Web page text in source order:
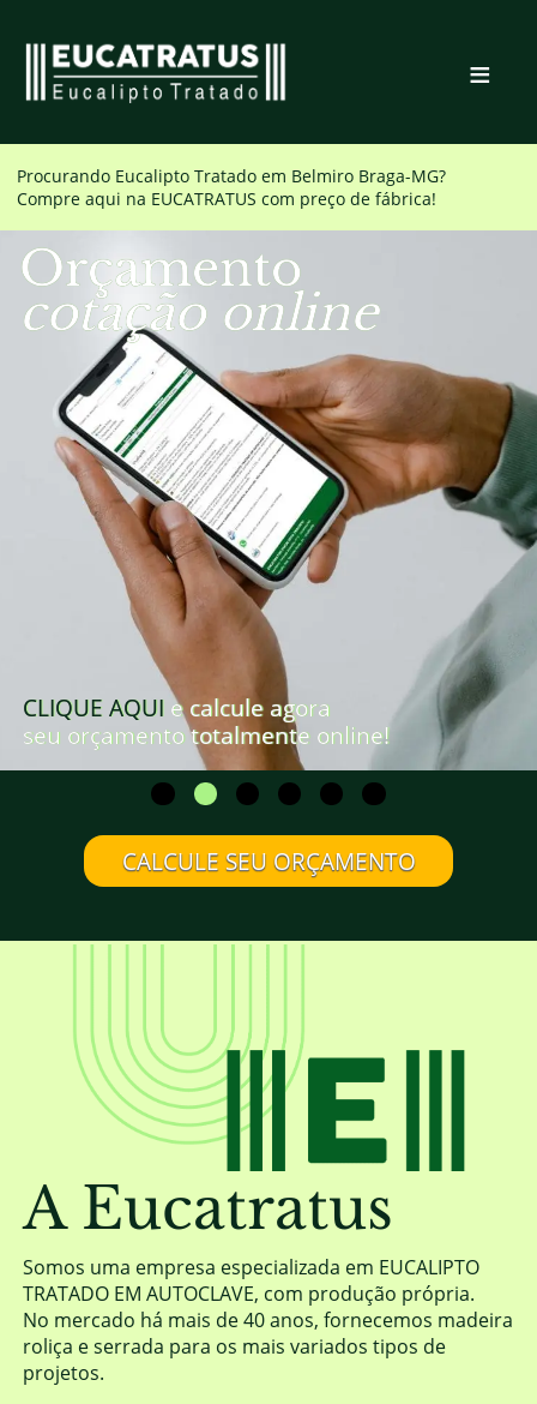
≡
Procurando Eucalipto Tratado em Belmiro Braga-MG?
Compre aqui na EUCATRATUS com preço de fábrica!
Orçamento
cotação online
CLIQUE AQUI e calcule agora
seu orçamento totalmente online!
CALCULE SEU ORÇAMENTO
A Eucatratus
Somos uma empresa especializada em EUCALIPTO
TRATADO EM AUTOCLAVE, com produção própria.
No mercado há mais de 40 anos, fornecemos madeira
roliça e serrada para os mais variados tipos de
projetos.